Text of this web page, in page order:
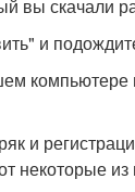
вы скачали
и
и
некоторые из